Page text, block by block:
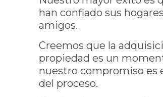
han confiado sus
amigos.
Creemos que la
propiedad es un
nuestro compromiso es
del proceso.